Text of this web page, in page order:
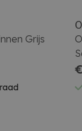
Grijs